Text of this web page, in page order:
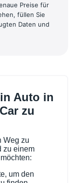
Preise für
füllen Sie
Daten und
Auto in
zu
Weg zu
zu einem
um den